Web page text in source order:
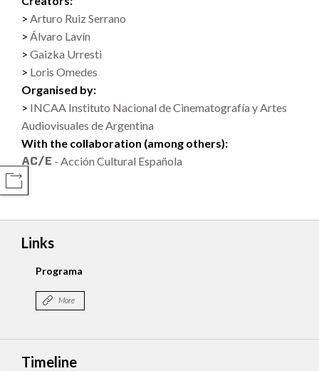
Arturo Ruiz Serrano
Álvaro Lavín
Gaizka Urresti
Loris Omedes
Organised by:
INCAA Instituto Nacional de Cinematografía y Artes
Audiovisuales de Argentina
With the collaboration (among others):
- Acción Cultural Española
Links
Programa
More
Timeline